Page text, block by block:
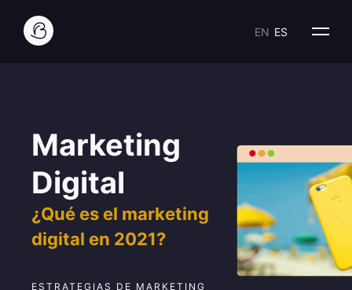
EN ES
Marketing
Digital
¿Qué es el marketing
digital en 2021?
ESTRATEGIAS DE MARKETING